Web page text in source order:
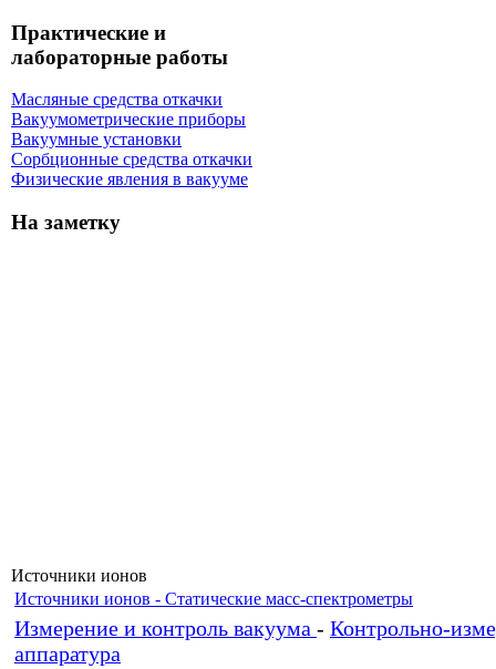
Практические и
лабораторные работы
Масляные средства откачки
Вакуумометрические приборы
Вакуумные установки
Сорбционные средства откачки
Физические явления в вакууме
На заметку
Источники ионов
Источники ионов - Статические масс-спектрометры
Измерение и контроль вакуума - Контрольно-
аппаратура